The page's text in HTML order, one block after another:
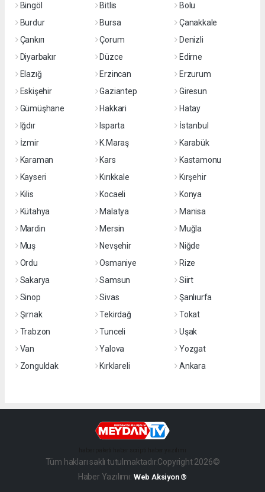
Bingöl
Bitlis
Bolu
Burdur
Bursa
Çanakkale
Çankırı
Çorum
Denizli
Diyarbakır
Düzce
Edirne
Elazığ
Erzincan
Erzurum
Eskişehir
Gaziantep
Giresun
Gümüşhane
Hakkari
Hatay
Iğdır
Isparta
İstanbul
İzmir
K.Maraş
Karabük
Karaman
Kars
Kastamonu
Kayseri
Kırıkkale
Kırşehir
Kilis
Kocaeli
Konya
Kütahya
Malatya
Manisa
Mardin
Mersin
Muğla
Muş
Nevşehir
Niğde
Ordu
Osmaniye
Rize
Sakarya
Samsun
Siirt
Sinop
Sivas
Şanlıurfa
Şırnak
Tekirdağ
Tokat
Trabzon
Tunceli
Uşak
Van
Yalova
Yozgat
Zonguldak
Kırklareli Ankara
Tüm hakları saklı tutulmaktadır.Copyright 2026©
Haber Yazılımı: Web Aksiyon ®